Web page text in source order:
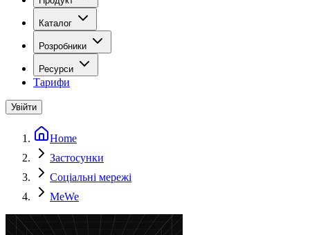
Каталог
Розробники
Ресурси
Тарифи
Увійти
Home
Застосунки
Соціальні мережі
MeWe